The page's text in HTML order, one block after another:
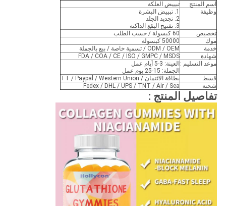
اسم المنتج
تبييض العلكة
وظيفة
1. تبييض البشرة
2. تجديد الجلد
3. تفتيح البقع الداكنة
تخصيص
60 كبسولة / حسب الطلب
موك
50000 كبسولة
خدمة
ODM / OEM / تسمية خاصة / بيع بالجملة
شهادة
FDA / COA / CE / ISO / GMPC / MSDS
موعد التسليم : العينة: 3-5 أيام عمل
الجملة: 15-25 يوم عمل
قسط
بطاقة الائتمان / TT / Paypal / Western Union
شحنة
Fedex / DHL / UPS / TNT / Air / Sea
تفاصيل المنتج :